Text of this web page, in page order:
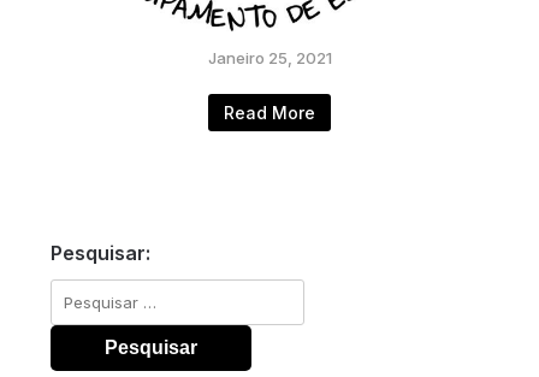
Janeiro 25, 2021
Read More
Pesquisar:
Pesquisar
por: